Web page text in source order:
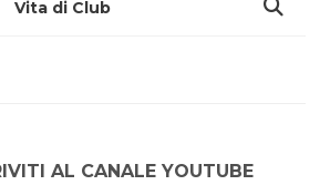
Vita di Club
AL CANALE YOUTUBE